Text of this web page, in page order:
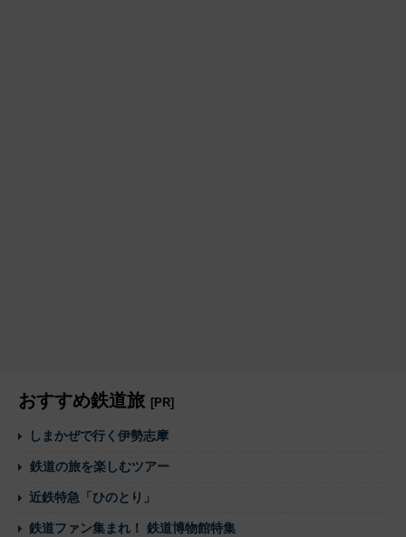
おすすめ鉄道旅 [PR]
しまかぜで行く伊勢志摩
鉄道の旅を楽しむツアー
近鉄特急「ひのとり」
鉄道ファン集まれ！ 鉄道博物館特集